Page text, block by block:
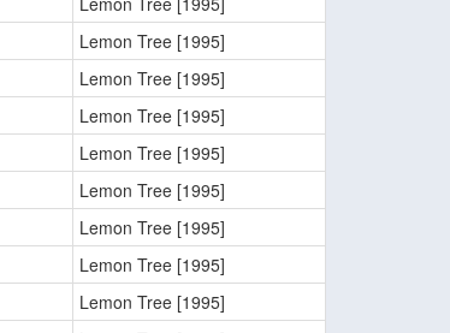
Lemon Tree [1995]
Lemon Tree [1995]
Lemon Tree [1995]
Lemon Tree [1995]
Lemon Tree [1995]
Lemon Tree [1995]
Lemon Tree [1995]
Lemon Tree [1995]